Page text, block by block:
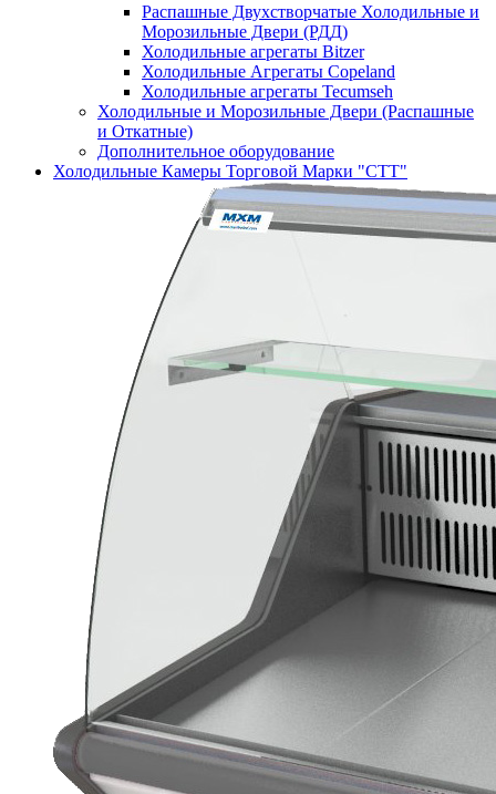
Распашные Двухстворчатые Холодильные и
Морозильные Двери (РДД)
Холодильные агрегаты Bitzer
Холодильные Агрегаты Copeland
Холодильные агрегаты Tecumseh
Холодильные и Морозильные Двери (Распашные
и Откатные)
Дополнительное оборудование
Холодильные Камеры Торговой Марки "СТТ"